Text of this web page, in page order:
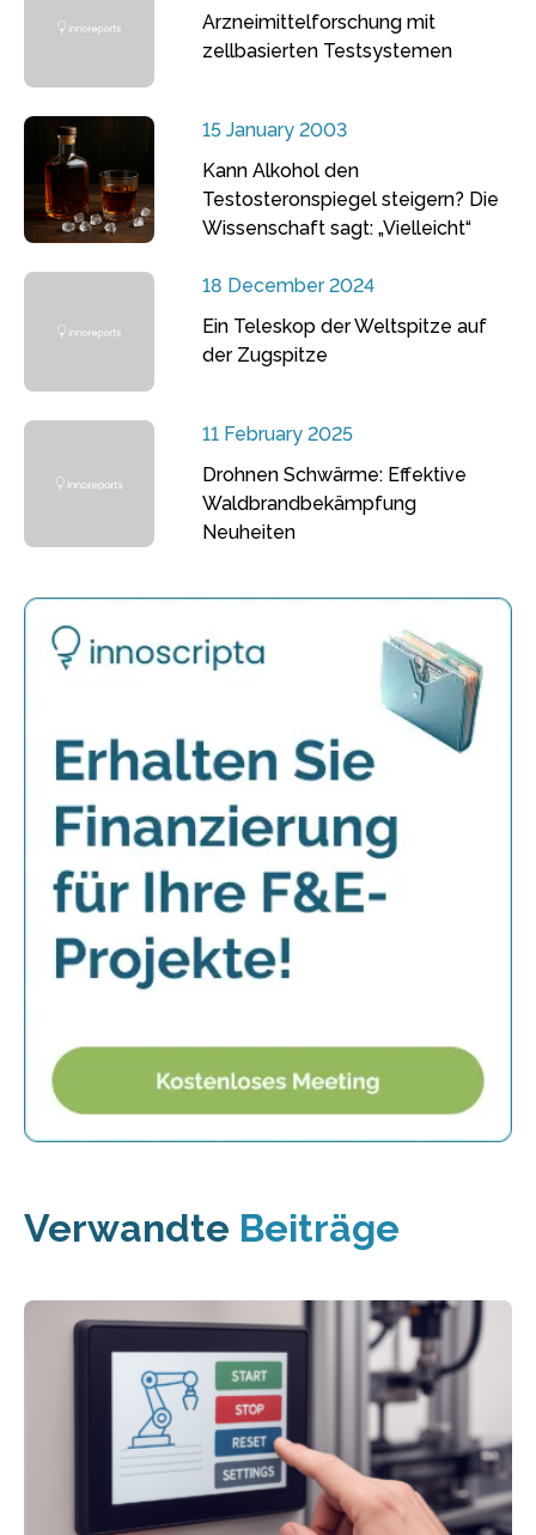
Arzneimittelforschung mit
zellbasierten Testsystemen
15 January 2003
Kann Alkohol den
Testosteronspiegel steigern? Die
Wissenschaft sagt: „Vielleicht“
18 December 2024
Ein Teleskop der Weltspitze auf
der Zugspitze
11 February 2025
Drohnen Schwärme: Effektive
Waldbrandbekämpfung
Neuheiten
Verwandte Beiträge